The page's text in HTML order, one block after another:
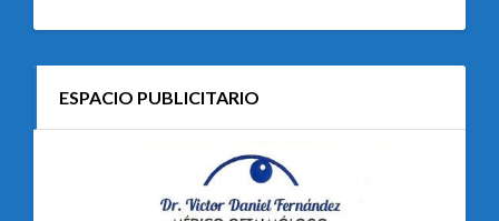
ESPACIO PUBLICITARIO